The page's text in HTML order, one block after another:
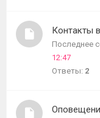
Контакты
Последнее
12:47
Ответы: 2